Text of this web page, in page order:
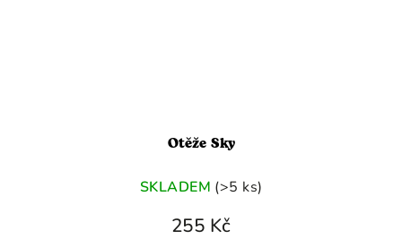
Otěže Sky
SKLADEM (>5 ks)
255 Kč